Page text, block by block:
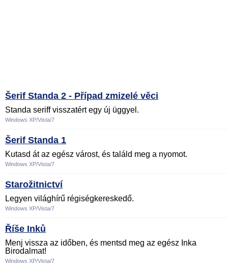
Šerif Standa 2 - Případ zmizelé věci
Standa seriff visszatért egy új üggyel.
Windows XP/Vista/7
Šerif Standa 1
Kutasd át az egész várost, és találd meg a nyomot.
Windows XP/Vista/7
Starožitnictví
Legyen világhírű régiségkereskedő.
Windows XP/Vista/7
Říše Inků
Menj vissza az időben, és mentsd meg az egész Inka
Birodalmat!
Windows XP/Vista/7